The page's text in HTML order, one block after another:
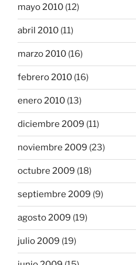
mayo 2010 (12)
abril 2010 (11)
marzo 2010 (16)
febrero 2010 (16)
enero 2010 (13)
diciembre 2009 (11)
noviembre 2009 (23)
octubre 2009 (18)
septiembre 2009 (9)
agosto 2009 (19)
julio 2009 (19)